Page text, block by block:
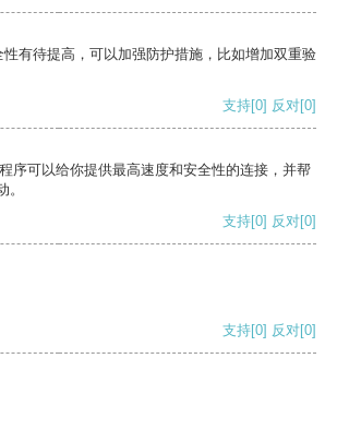
有待提高，可以加强防护措施，比如增加双重验
支持[0] 反对[0]
序可以给你提供最高速度和安全性的连接，并帮
支持[0] 反对[0]
支持[0] 反对[0]